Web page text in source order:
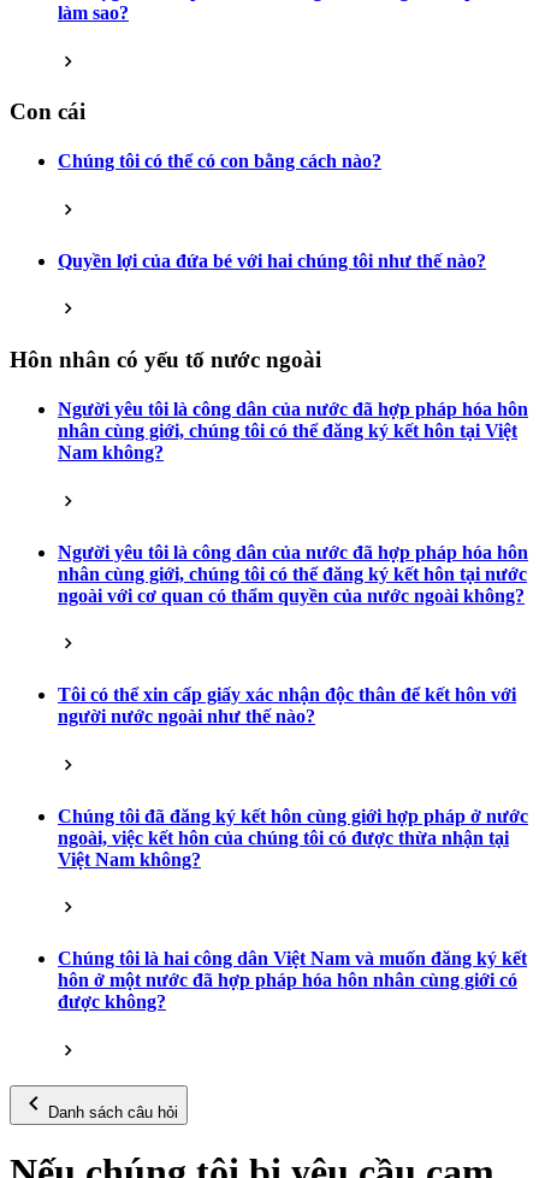
làm sao?
Con cái
Chúng tôi có thể có con bằng cách nào?
Quyền lợi của đứa bé với hai chúng tôi như thế nào?
Hôn nhân có yếu tố nước ngoài
Người yêu tôi là công dân của nước đã hợp pháp hóa hôn
nhân cùng giới, chúng tôi có thể đăng ký kết hôn tại Việt
Nam không?
Người yêu tôi là công dân của nước đã hợp pháp hóa hôn
nhân cùng giới, chúng tôi có thể đăng ký kết hôn tại nước
ngoài với cơ quan có thẩm quyền của nước ngoài không?
Tôi có thể xin cấp giấy xác nhận độc thân để kết hôn với
người nước ngoài như thế nào?
Chúng tôi đã đăng ký kết hôn cùng giới hợp pháp ở nước
ngoài, việc kết hôn của chúng tôi có được thừa nhận tại
Việt Nam không?
Chúng tôi là hai công dân Việt Nam và muốn đăng ký kết
hôn ở một nước đã hợp pháp hóa hôn nhân cùng giới có
được không?
Danh sách câu hỏi